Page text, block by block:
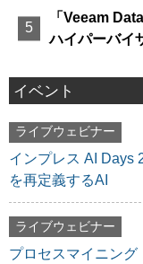
「Veeam
ハイパーバイ
イベント
ライブウェビナー
インプレス AI Days
を再定義するAI
ライブウェビナー
プロセスマイニング